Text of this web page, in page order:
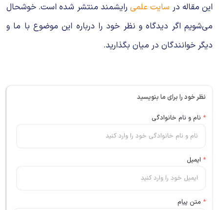
این مقاله در سایت علمیرایشمند منتشر شده است. خوشحال
می‌شویم اگر دیدگاه و نظر خود را درباره این موضوع با ما و
دیگر خوانندگان در میان بگذارید.
نظر خود را برای ما بنویسید
* نام و نام خانوادگی
* ایمیل
* متن پیام